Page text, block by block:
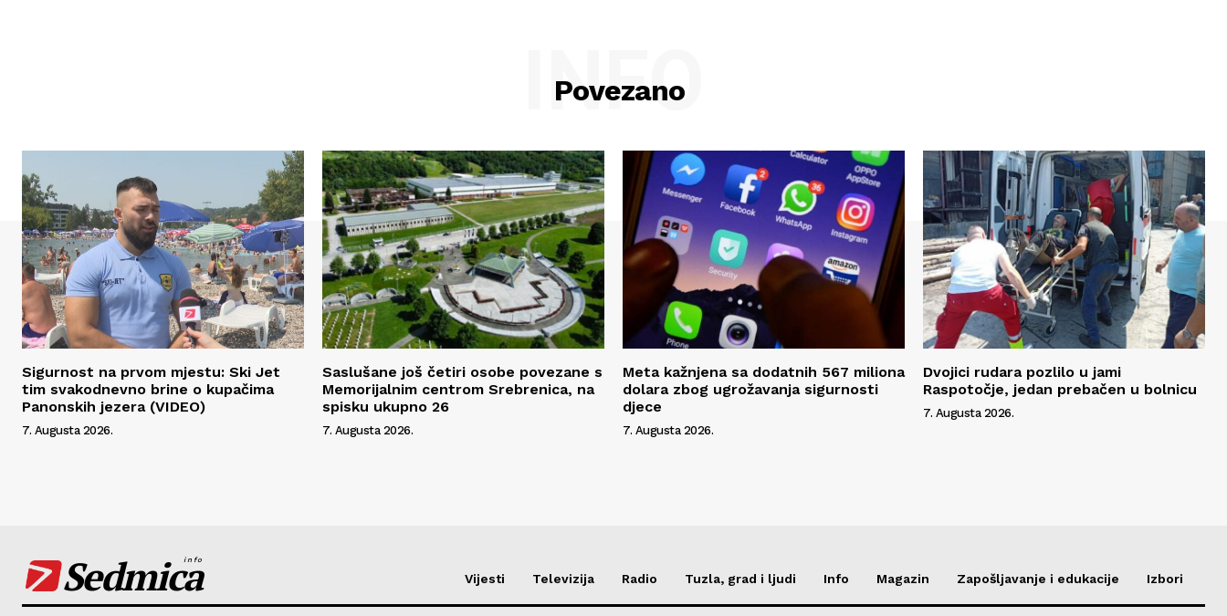
Povezano
INFO
Sigurnost na prvom mjestu: Ski Jet
tim svakodnevno brine o kupačima
Panonskih jezera (VIDEO)
7. Augusta 2026.
Saslušane još četiri osobe povezane s
Memorijalnim centrom Srebrenica, na
spisku ukupno 26
7. Augusta 2026.
Meta kažnjena sa dodatnih 567 miliona
dolara zbog ugrožavanja sigurnosti
djece
7. Augusta 2026.
Dvojici rudara pozlilo u jami
Raspotočje, jedan prebačen u bolnicu
7. Augusta 2026.
Sedmica
info
Vijesti Televizija Radio Tuzla, grad i ljudi Info Magazin Zapošljavanje i edukacije Izbori